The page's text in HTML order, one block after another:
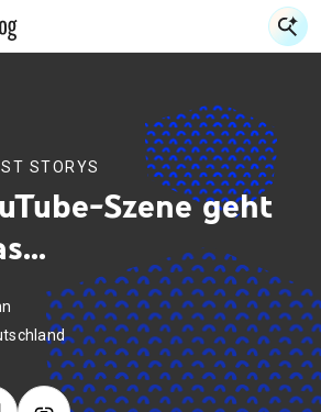
STORYS
Szene geht